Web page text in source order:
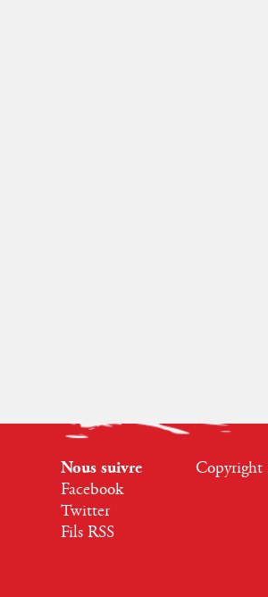
Nous suivre
Facebook
Twitter
Fils RSS
Copyright